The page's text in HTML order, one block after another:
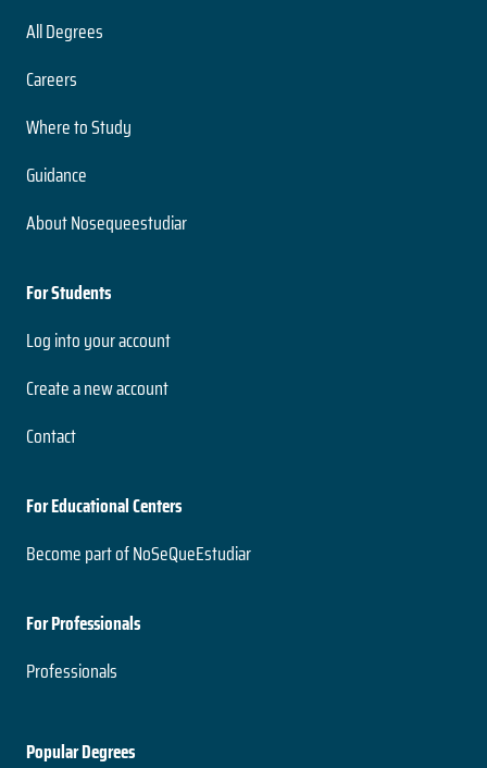
All Degrees
Careers
Where to Study
Guidance
About Nosequeestudiar
For Students
Log into your account
Create a new account
Contact
For Educational Centers
Become part of NoSeQueEstudiar
For Professionals
Professionals
Popular Degrees